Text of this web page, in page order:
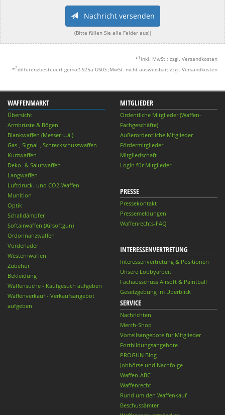
Nachricht versenden
(Bitte füllen Sie alle Felder aus!)
* 1 inkl. MwSt.; zzgl. Versandkosten
*2differenzbesteuert gemäß §25a UStG.;MwSt. nicht ausweisbar; zzgl. Versandkosten
WAFFENMARKT
Übersicht
Armbrüste & Bögen
Blankwaffen (Messer u.ä.)
Gas-, Signal-, Schreckschusswaffen
Kurzwaffen
Deko- & Salutwaffen
Langwaffen
Luftdruck- und CO2-Waffen
Munition
Optik
Schalldämpfer
Softairwaffen (Airsoftgun)
Ordonnanzwaffen
Vorderlader
Westernwaffen
Zubehör
Bekleidung
Waffensuche - Kaufgesuch aufgeben
Waffenverkauf - Verkaufsangebot
aufgeben
MITGLIEDER
Ordentliche Mitglieder (Waffen-
Fachgeschäfte)
Außerordentliche Mitglieder
Fördermitglieder
Mitgliedschaft
Login für Mitglieder
PRESSE
Pressekontakt
Pressemeldungen
Waffenrechts-FAQ
INTERESSENVERTRETUNG
Interessenvertretung & Positionen
Unsere Lobbyarbeit
Fachausschuss Airsoft & Paintball
Gesetzgebung im Überblick
SERVICE
Nachrichten
Merch-Shop
Vorteilsangebote für Mitglieder
Fortbildungsangebote
PROGUN Blog
Jobbörse und Nachfolge
Waffen-ABC
Waffenrecht
Rund um den Waffenkauf
Beschussämter